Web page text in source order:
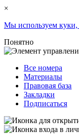
×
Мы используем куки,
Понятно
Все номера
Материалы
Правовая база
Закладки
Подписаться